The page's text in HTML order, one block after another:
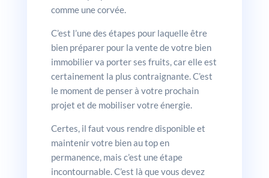
comme une corvée.
C’est l’une des étapes pour laquelle être
bien préparer pour la vente de votre bien
immobilier va porter ses fruits, car elle est
certainement la plus contraignante. C’est
le moment de penser à votre prochain
projet et de mobiliser votre énergie.
Certes, il faut vous rendre disponible et
maintenir votre bien au top en
permanence, mais c’est une étape
incontournable. C’est là que vous devez